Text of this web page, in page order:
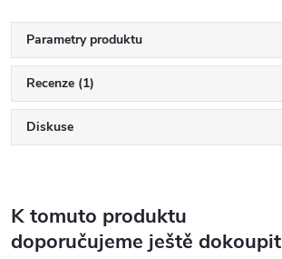
Parametry produktu
Recenze (1)
Diskuse
K tomuto produktu
doporučujeme ještě dokoupit